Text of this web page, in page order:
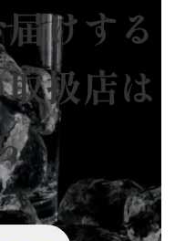
けする
扱店は